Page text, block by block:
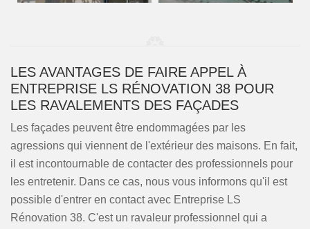
LES AVANTAGES DE FAIRE APPEL À
ENTREPRISE LS RÉNOVATION 38 POUR
LES RAVALEMENTS DES FAÇADES
Les façades peuvent être endommagées par les
agressions qui viennent de l'extérieur des maisons. En fait,
il est incontournable de contacter des professionnels pour
les entretenir. Dans ce cas, nous vous informons qu'il est
possible d'entrer en contact avec Entreprise LS
Rénovation 38. C'est un ravaleur professionnel qui a